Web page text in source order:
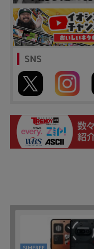
SNS
SIMFREE